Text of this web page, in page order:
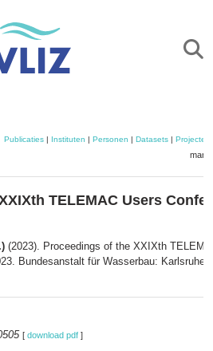
Publicaties| Instituten | Personen | Datasets| Projecten
TELEMAC Users
(2023). Proceedings of the XXIXth
Bundesanstalt für Wasserbau: Karlsruhe.
[ download pdf ]